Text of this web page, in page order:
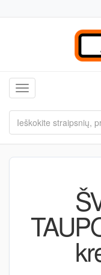
Toggle navigation